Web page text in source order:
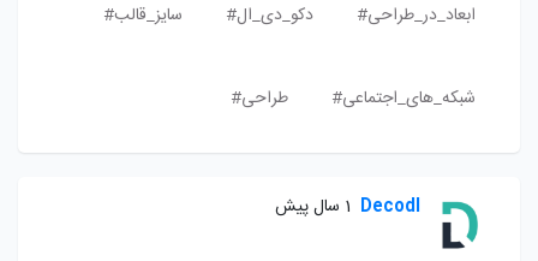
ابعاد_در_طراحی# دکو_دی_ال# سایز_قالب#
شبکه_های_اجتماعی# طراحی#
Decodl 1 سال پیش